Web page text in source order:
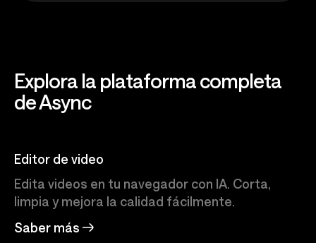
Explora la plataforma completa
de Async
Editor de video
Edita videos en tu navegador con IA. Corta,
limpia y mejora la calidad fácilmente.
Saber más